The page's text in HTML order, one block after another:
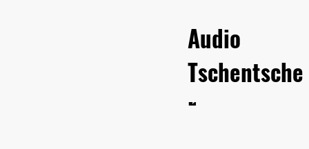
Audio
Tschentsche
r